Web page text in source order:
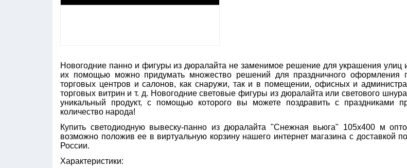
Новогодние панно и фигуры из дюралайта не заменимое решение для украшения
их помощью можно придумать множество решений для праздничного оформления
торговых центров и салонов, как снаружи, так и в помещении, офисных и
торговых витрин и т. д. Новогодние световые фигуры из дюралайта или светового
уникальный продукт, с помощью которого вы можете поздравить с праздниками
количество народа!
Купить светодиодную вывеску-панно из дюралайта "Снежная вьюга" 105х400 м
возможно положив ее в виртуальную корзину нашего интернет магазина с доставкой
России.
Характеристики: